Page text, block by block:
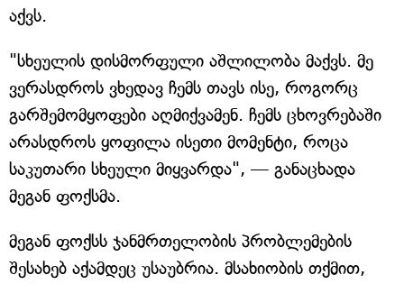
აქვს.
"სხეულის დისმორფული აშლილობა მაქვს. მე
ვერასდროს ვხედავ ჩემს თავს ისე, როგორც
გარშემომყოფები აღმიქვამენ. ჩემს ცხოვრებაში
არასდროს ყოფილა ისეთი მომენტი, როცა
საკუთარი სხეული მიყვარდა", — განაცხადა
მეგან ფოქსმა.
მეგან ფოქსს ჯანმრთელობის პრობლემების
შესახებ აქამდეც უსაუბრია. მსახიობის თქმით,